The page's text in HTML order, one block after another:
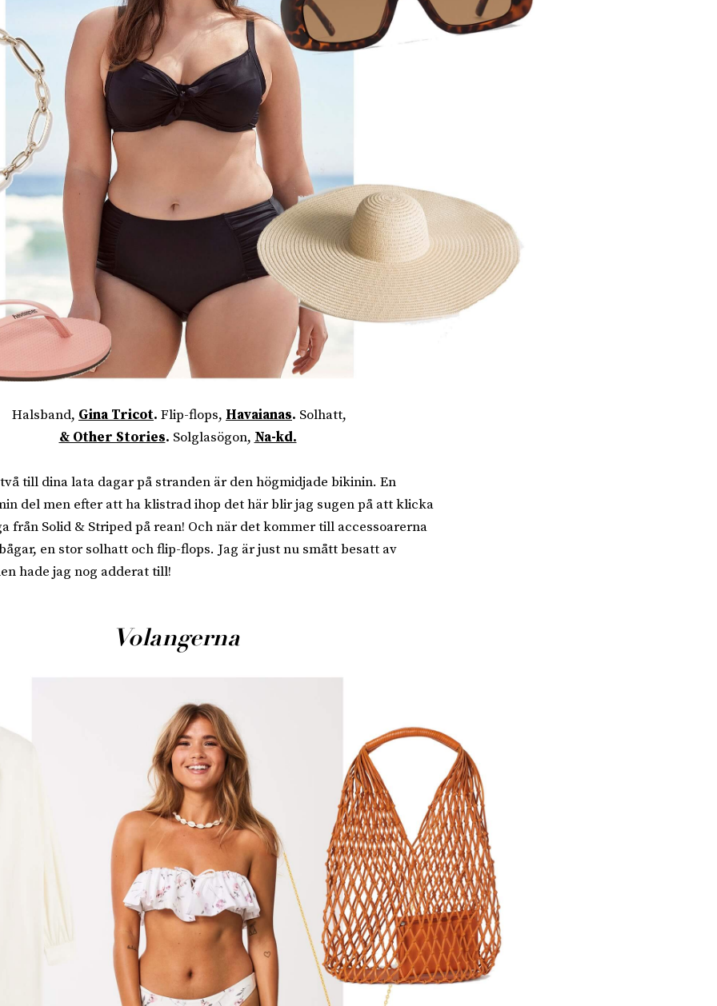
Halsband, Gina Tricot. Flip-flops, Havaianas. Solhatt,
& Other Stories. Solglasögon, Na-kd.
till dina lata dagar på stranden är den högmidjade bikinin. En
del men efter att ha klistrad ihop det här blir jag sugen på att klicka
från Solid & Striped på rean! Och när det kommer till accessoarerna
en stor solhatt och flip-flops. Jag är just nu smått besatt av
hade jag nog adderat till!
Volangerna